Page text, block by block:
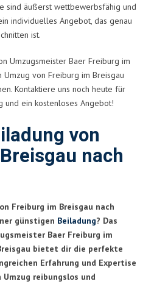
sind äußerst wettbewerbsfähig und
individuelles Angebot, das genau
ist.
Umzugsmeister Baer Freiburg im
Umzug von Freiburg im Breisgau
Kontaktiere uns noch heute für
und ein kostenloses Angebot!
von
nach
Freiburg im Breisgau nach
günstigen Beiladung? Das
Baer Freiburg im
bietet dir die perfekte
Erfahrung und Expertise
reibungslos und